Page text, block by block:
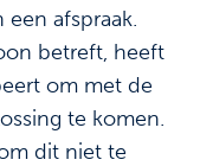
afspraak.
betreft, heeft
om met de
te komen.
dit niet te